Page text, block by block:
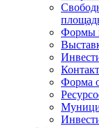
Формы
Форма